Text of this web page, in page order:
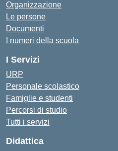
Organizzazione
Le persone
Documenti
I numeri della scuola
I Servizi
URP
Personale scolastico
Famiglie e studenti
Percorsi di studio
Tutti i servizi
Didattica